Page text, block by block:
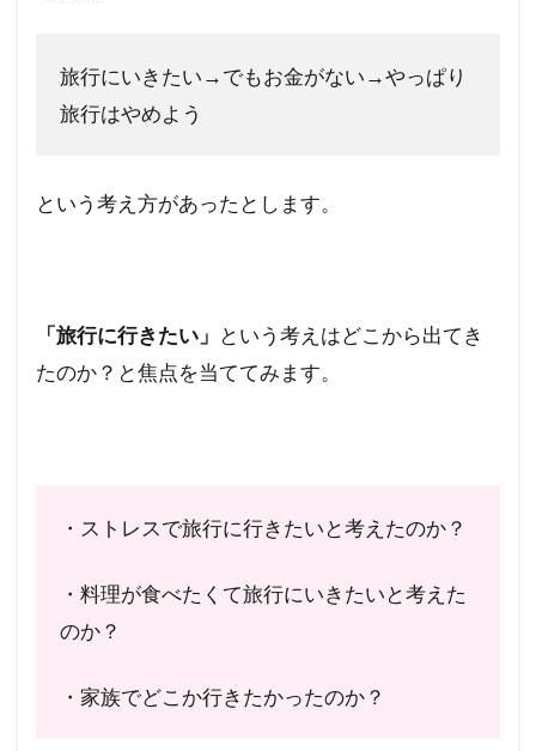
旅行にいきたい→でもお金がない→やっぱり
旅行はやめよう
という考え方があったとします。
「旅行に行きたい」 という考えはどこから出てき
たのか？と焦点を当ててみます。
・ストレスで旅行に行きたいと考えたのか？
・料理が食べたくて旅行にいきたいと考えた
のか？
・家族でどこか行きたかったのか？